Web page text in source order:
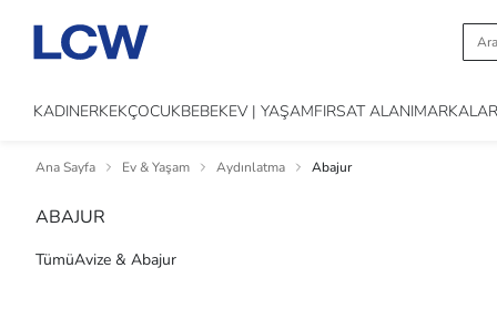
KADINERKEKÇOCUKBEBEKEV | YAŞAMFIRSAT ALANIMARKALAR
Ana Sayfa Ev & Yaşam Aydınlatma Abajur
ABAJUR
TümüAvize & Abajur